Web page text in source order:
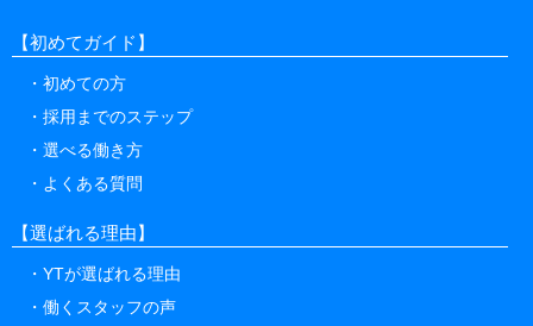
【初めてガイド】
初めての方
採用までのステップ
選べる働き方
よくある質問
【選ばれる理由】
YTが選ばれる理由
働くスタッフの声